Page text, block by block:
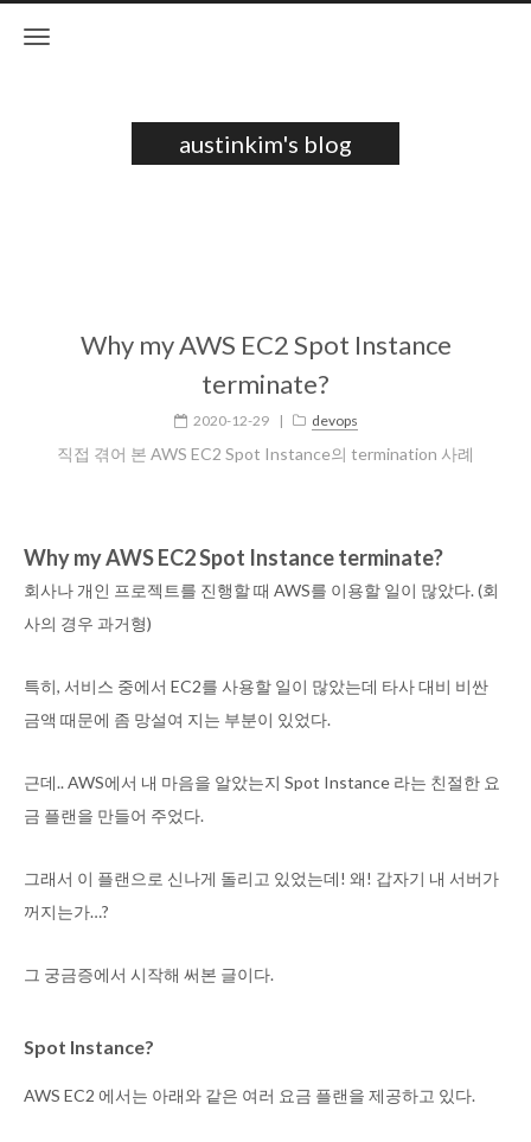
austinkim's blog
Why my AWS EC2 Spot Instance
terminate?
2020-12-29 | devops
직접 겪어 본 AWS EC2 Spot Instance의 termination 사례
Why my AWS EC2 Spot Instance terminate?
회사나 개인 프로젝트를 진행할 때 AWS를 이용할 일이 많았다. (회
사의 경우 과거형)
특히, 서비스 중에서 EC2를 사용할 일이 많았는데 타사 대비 비싼
금액 때문에 좀 망설여 지는 부분이 있었다.
근데.. AWS에서 내 마음을 알았는지 Spot Instance 라는 친절한 요
금 플랜을 만들어 주었다.
그래서 이 플랜으로 신나게 돌리고 있었는데! 왜! 갑자기 내 서버가
꺼지는가…?
그 궁금증에서 시작해 써본 글이다.
Spot Instance?
AWS EC2 에서는 아래와 같은 여러 요금 플랜을 제공하고 있다.